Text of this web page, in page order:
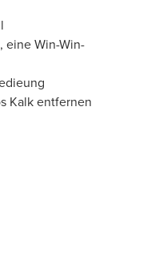
eine Win-Win-
Kalk entfernen